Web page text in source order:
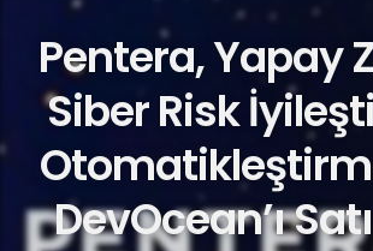
Pentera, Yapay
Siber Risk
DevOcean’ı